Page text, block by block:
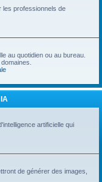
les professionnels de
au quotidien ou au bureau.
artificielle qui
de générer des images,